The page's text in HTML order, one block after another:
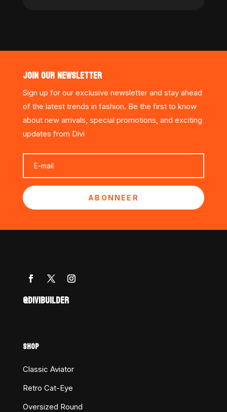
JOIN OUR NEWSLETTER
Sign up for our exclusive newsletter and stay ahead
of the latest trends in fashion. Be the first to know
about new arrivals, special promotions, and exciting
updates from Divi
ABONNEER
@DIVIBUILDER
SHOP
Classic Aviator
Retro Cat-Eye
Oversized Round